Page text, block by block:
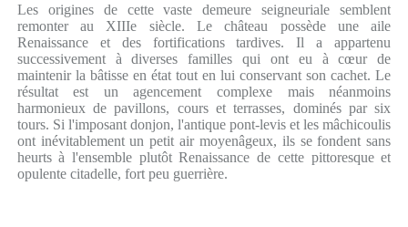
Les origines de cette vaste demeure seigneuriale semblent
remonter au XIIIe siècle. Le château possède une aile
Renaissance et des fortifications tardives. Il a appartenu
successivement à diverses familles qui ont eu à cœur de
maintenir la bâtisse en état tout en lui conservant son cachet. Le
résultat est un agencement complexe mais néanmoins
harmonieux de pavillons, cours et terrasses, dominés par six
tours. Si l'imposant donjon, l'antique pont-levis et les mâchicoulis
ont inévitablement un petit air moyenâgeux, ils se fondent sans
heurts à l'ensemble plutôt Renaissance de cette pittoresque et
opulente citadelle, fort peu guerrière.